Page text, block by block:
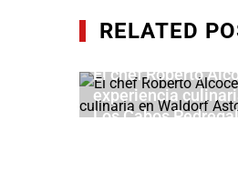
RELATED
El chef Roberto
experiencia
Los Cabos Pedregal